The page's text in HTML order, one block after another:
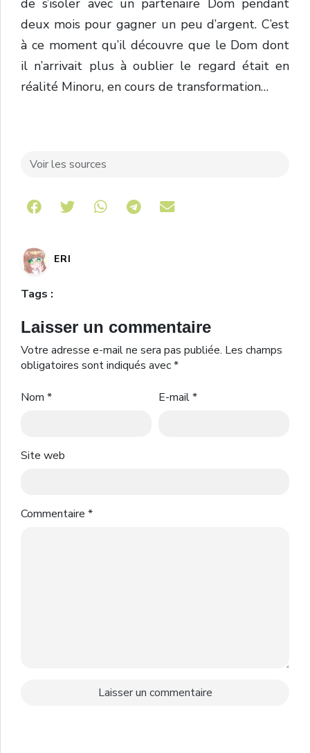
de s’isoler avec un partenaire Dom pendant
deux mois pour gagner un peu d’argent. C’est
à ce moment qu’il découvre que le Dom dont
il n’arrivait plus à oublier le regard était en
réalité Minoru, en cours de transformation…
Voir les sources
Share on Telegram
ERI
Tags :
Laisser un commentaire
Votre adresse e-mail ne sera pas publiée. Les champs
obligatoires sont indiqués avec*
Nom * E-mail*
Site web
Commentaire *